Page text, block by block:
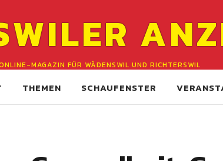
MAGAZIN FÜR WÄDENSWIL UND RICHTERSWIL
THEMEN SCHAUFENSTER